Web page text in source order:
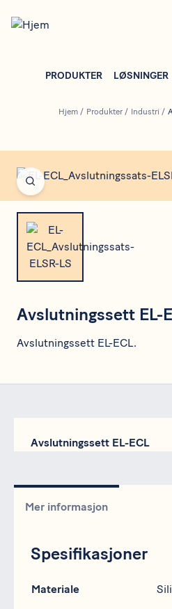
PRODUKTER LØSNINGER
Hjem / Produkter / Industri /
Open fullscreen
Avslutningssett EL-
Avslutningssett EL-ECL.
Avslutningssett EL-ECL
Mer informasjon
Spesifikasjoner
Spesifikasjon
Materiale